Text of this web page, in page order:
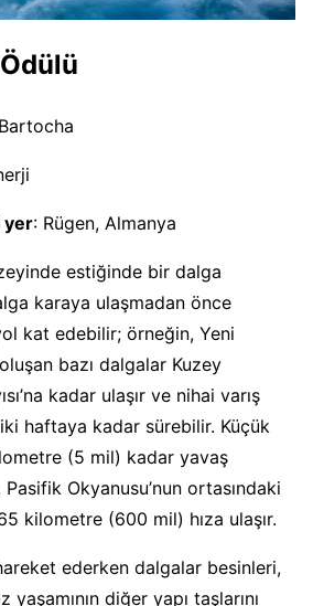
yer: Rügen, Almanya
estiğinde bir dalga
karaya ulaşmadan önce
kat edebilir; örneğin, Yeni
bazı dalgalar Kuzey
kadar ulaşır ve nihai varış
iki haftaya kadar sürebilir. Küçük
(5 mil) kadar yavaş
Okyanusu’nun ortasındaki
kilometre (600 mil) hıza ulaşır.
ederken dalgalar besinleri,
diğer yapı taşlarını